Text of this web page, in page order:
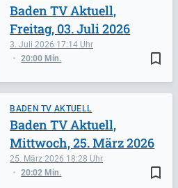
bookmark_border
3. Juli 2026 17:14
20:00 Min.
Baden TV Aktuell,
Freitag, 03. Juli 2026
BADEN TV AKTUELL
bookmark_border
25. März 2026 18:28
20:02 Min.
Baden TV Aktuell,
Mittwoch, 25. März 2026